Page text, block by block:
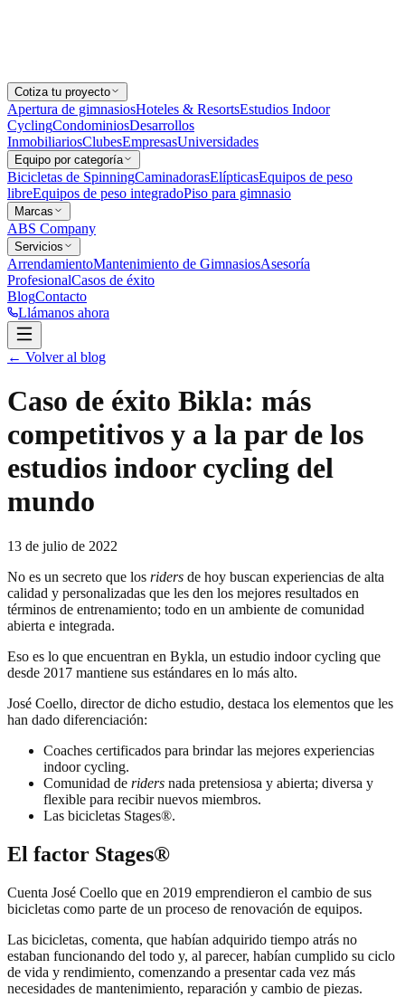
Cotiza tu proyecto
Apertura de gimnasiosHoteles & ResortsEstudios Indoor
CyclingCondominiosDesarrollos
InmobiliariosClubesEmpresasUniversidades
Equipo por categoría
Bicicletas de SpinningCaminadorasElípticasEquipos de peso
libreEquipos de peso integradoPiso para gimnasio
Marcas
ABS Company
Servicios
ArrendamientoMantenimiento de GimnasiosAsesoría
ProfesionalCasos de éxito
BlogContacto
Llámanos ahora
← Volver al blog
Caso de éxito Bikla: más
competitivos y a la par de los
estudios indoor cycling del
mundo
13 de julio de 2022
No es un secreto que los riders de hoy buscan experiencias de alta
calidad y personalizadas que les den los mejores resultados en
términos de entrenamiento; todo en un ambiente de comunidad
abierta e integrada.
Eso es lo que encuentran en Bykla, un estudio indoor cycling que
desde 2017 mantiene sus estándares en lo más alto.
José Coello, director de dicho estudio, destaca los elementos que les
han dado diferenciación:
Coaches certificados para brindar las mejores experiencias
indoor cycling.
Comunidad de riders nada pretensiosa y abierta; diversa y
flexible para recibir nuevos miembros.
Las bicicletas Stages®.
El factor Stages®
Cuenta José Coello que en 2019 emprendieron el cambio de sus
bicicletas como parte de un proceso de renovación de equipos.
Las bicicletas, comenta, que habían adquirido tiempo atrás no
estaban funcionando del todo y, al parecer, habían cumplido su ciclo
de vida y rendimiento, comenzando a presentar cada vez más
necesidades de mantenimiento, reparación y cambio de piezas.